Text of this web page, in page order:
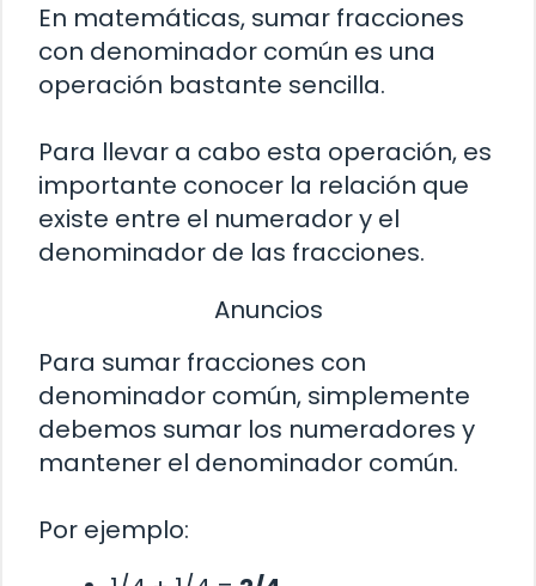
En matemáticas, sumar fracciones
con denominador común es una
operación bastante sencilla.
Para llevar a cabo esta operación, es
importante conocer la relación que
existe entre el numerador y el
denominador de las fracciones.
Anuncios
Para sumar fracciones con
denominador común, simplemente
debemos sumar los numeradores y
mantener el denominador común.
Por ejemplo: